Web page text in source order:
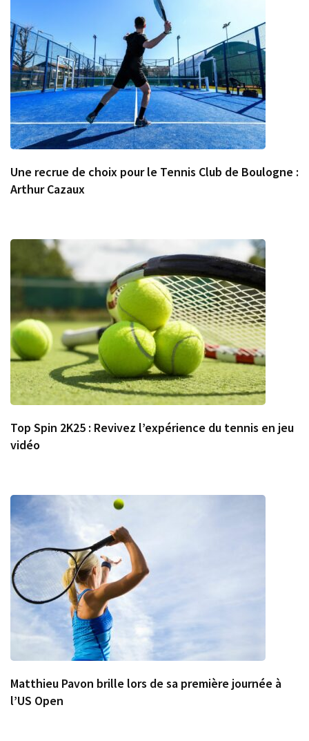
Une recrue de choix pour le Tennis Club de Boulogne :
Arthur Cazaux
Top Spin 2K25 : Revivez l’expérience du tennis en jeu
vidéo
Matthieu Pavon brille lors de sa première journée à
l’US Open